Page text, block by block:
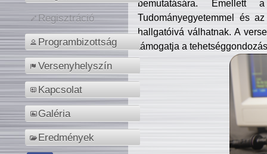
Regisztráció
Programbizottság
Versenyhelyszín
Kapcsolat
Galéria
Eredmények
bemutatására. Emellett
Tudományegyetemmel és
hallgatóivá válhatnak. A
támogatja a